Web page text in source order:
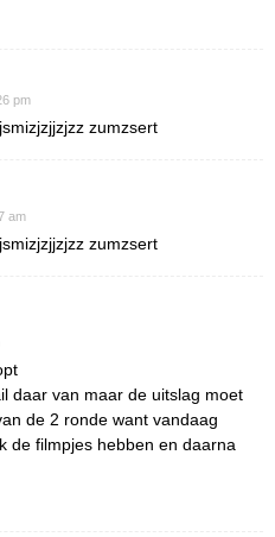
pm
zumzsert
am
zumzsert
daar van maar de uitslag moet
de 2 ronde want vandaag
de filmpjes hebben en daarna